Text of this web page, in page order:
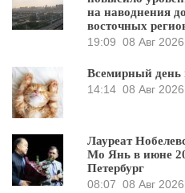
на наводнения
восточных
19:09 08 Авг 2026
Всемирный день
14:14 08 Авг 2026
Лауреат
Мо Янь в июне
Петербург
08:07 08 Авг 2026